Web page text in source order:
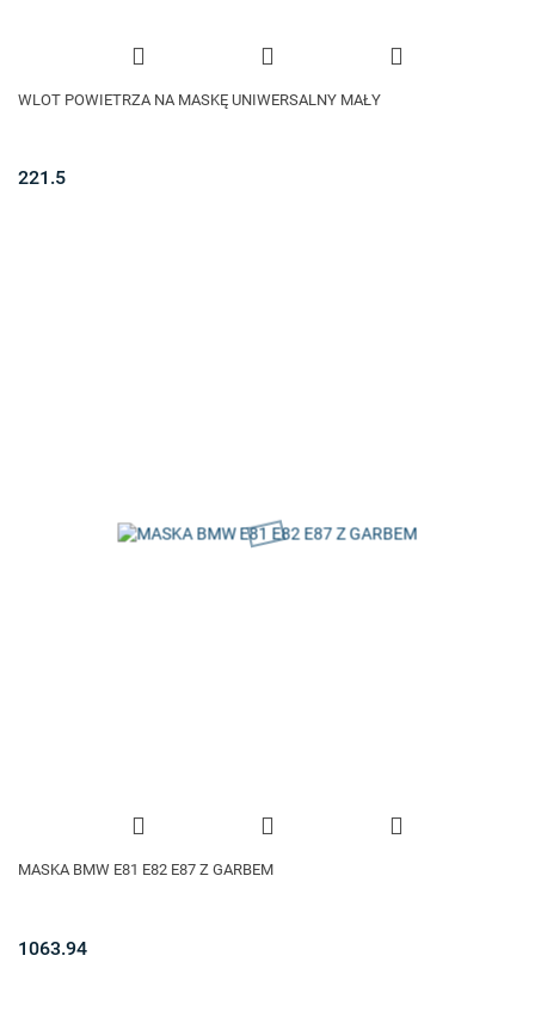
WLOT POWIETRZA NA MASKĘ UNIWERSALNY MAŁY
221.5
MASKA BMW E81 E82 E87 Z GARBEM
1063.94